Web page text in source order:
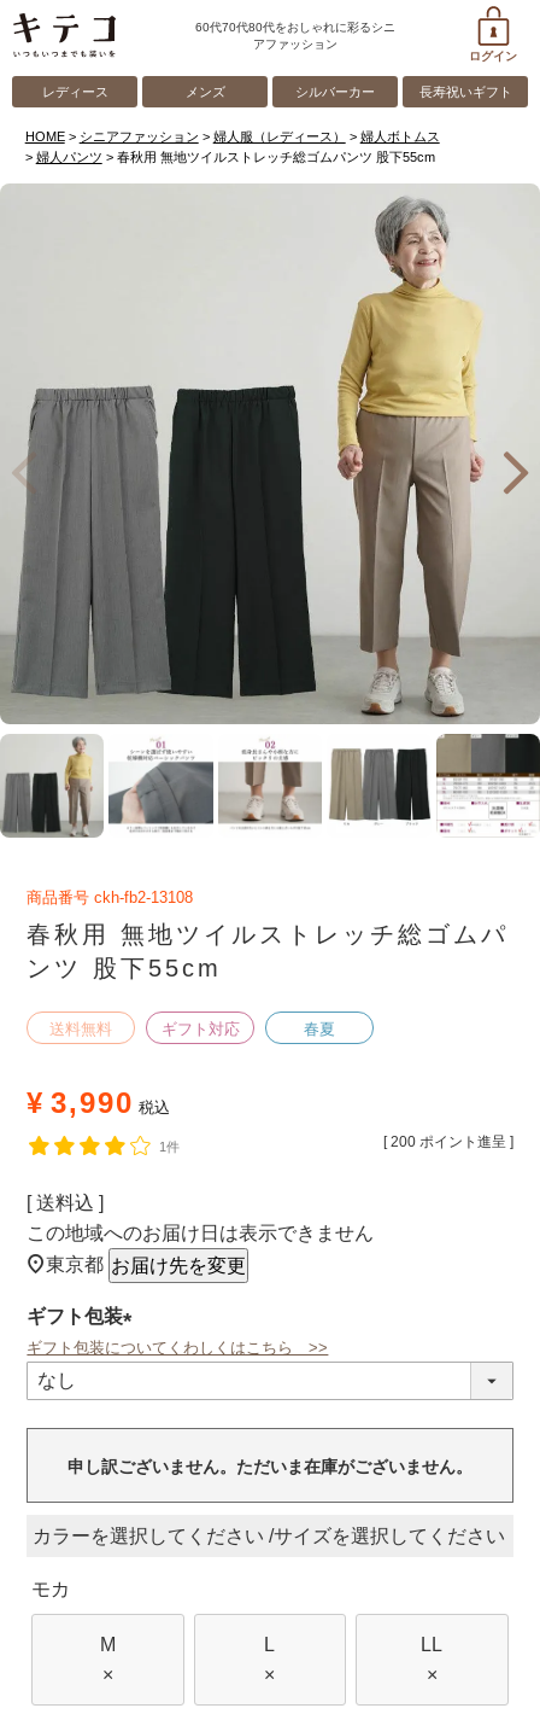
60代70代80代をおしゃれに彩るシニ
アファッション
ログイン
レディース メンズ シルバーカー 長寿祝いギフト
HOME シニアファッション 婦人服（レディース）
婦人ボトムス
婦人パンツ
春秋用 無地ツイルストレッチ総ゴムパンツ 股下55cm
商品番号 ckh-fb2-13108
春秋用 無地ツイルストレッチ総ゴムパ
ンツ 股下55cm
送料無料 ギフト対応 春夏
¥ 3,990 税込
[ 200 ポイント進呈 ]
1件
送料込
この地域へのお届け日は表示できません
東京都 お届け先を変更
ギフト包装
(必
ギフト包装についてくわしくはこちら >>
申し訳ございません。ただいま在庫がございません。
カラー サイズ
モカ
M
×
L
×
LL
×